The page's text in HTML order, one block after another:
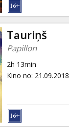
Tauriņš
Papillon
2h 13min
Kino no: 21.09.2018